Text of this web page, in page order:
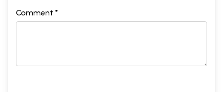
Comment *